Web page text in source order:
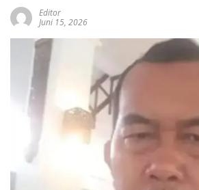
Editor
Juni 15, 2026